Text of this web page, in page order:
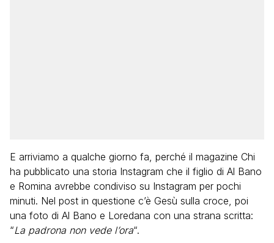
E arriviamo a qualche giorno fa, perché il magazine Chi
ha pubblicato una storia Instagram che il figlio di Al Bano
e Romina avrebbe condiviso su Instagram per pochi
minuti. Nel post in questione c’è Gesù sulla croce, poi
una foto di Al Bano e Loredana con una strana scritta:
“La padrona non vede l’ora“.